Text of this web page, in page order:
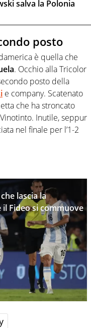
salva la Polonia
posto
è quella che
. Occhio alla Tricolor
posto della
e company. Scatenato
che ha stroncato
Inutile, seppur
nel finale per l’1-2
lascia la
Fideo si commuove